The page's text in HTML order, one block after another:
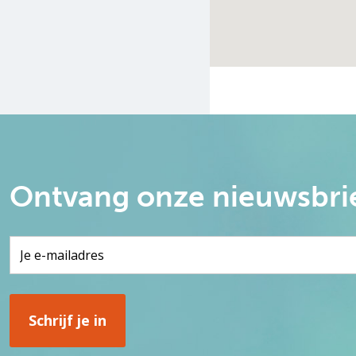
Ontvang onze